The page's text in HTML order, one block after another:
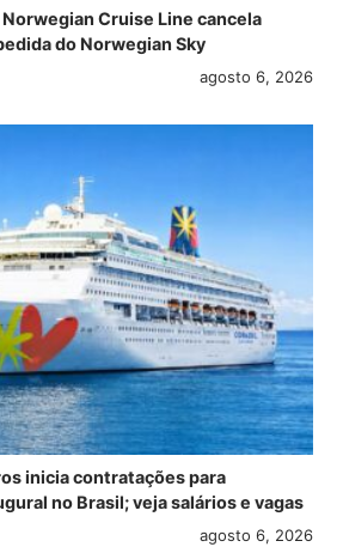
Cruise Line cancela
do Norwegian Sky
agosto 6, 2026
inicia contratações para
no Brasil; veja salários e vagas
agosto 6, 2026